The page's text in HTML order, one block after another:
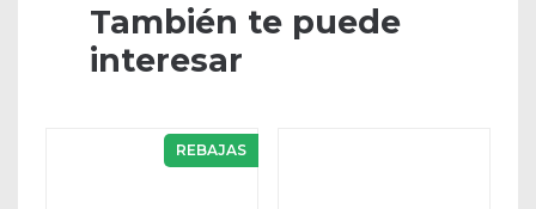
También te puede
interesar
REBAJAS